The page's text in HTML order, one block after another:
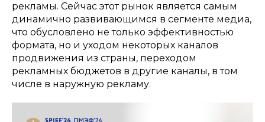
рекламы. Сейчас этот рынок является самым
динамично развивающимся в сегменте медиа,
что обусловлено не только эффективностью
формата, но и уходом некоторых каналов
продвижения из страны, переходом
рекламных бюджетов в другие каналы, в том
числе в наружную рекламу.